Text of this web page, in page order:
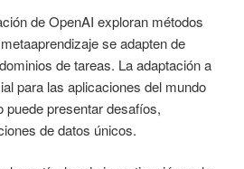
de OpenAI exploran métodos
se adapten de
de tareas. La adaptación a
para las aplicaciones del mundo
puede presentar desafíos,
de datos únicos.